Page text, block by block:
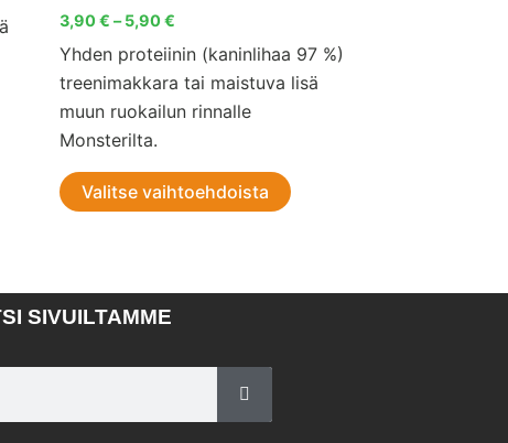
3,90€ – 5,90€
Yhden proteiinin (kaninlihaa 97 %)
treenimakkara tai maistuva lisä
muun ruokailun rinnalle
Monsterilta.
Valitse vaihtoehdoista
tehdä
valinnat
SIVUILTAMME